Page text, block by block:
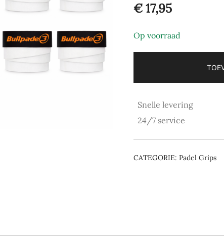
€17,95
Op voorraad
Snelle levering
24/7 service
CATEGORIE: Padel Grips